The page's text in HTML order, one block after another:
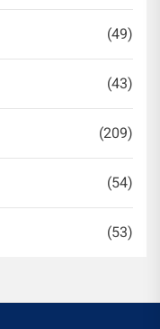
(49)
(43)
(209)
(54)
(53)